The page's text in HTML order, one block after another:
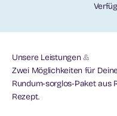
Zwei Möglichkeiten für
Rundum-sorglos-Paket aus
Rezept.